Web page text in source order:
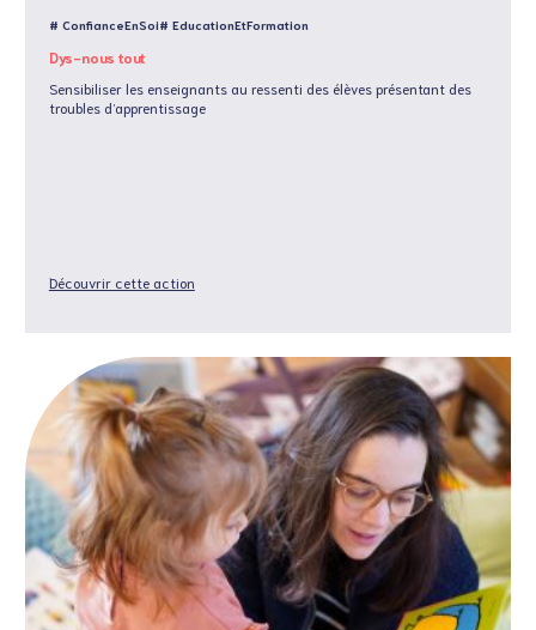
Découvrir cette action
# ConfianceEnSoi# EducationEtFormation
Dys-nous tout
Sensibiliser les enseignants au ressenti des élèves présentant des
troubles d’apprentissage